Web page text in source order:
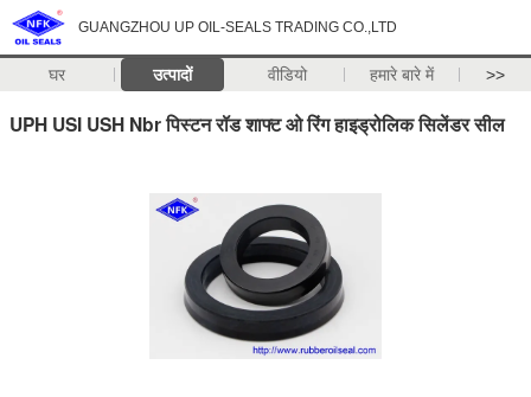
GUANGZHOU UP OIL-SEALS TRADING CO.,LTD
घर उत्पादों वीडियो हमारे बारे में >>
UPH USI USH Nbr पिस्टन रॉड शाफ्ट ओ रिंग हाइड्रोलिक सिलेंडर सील